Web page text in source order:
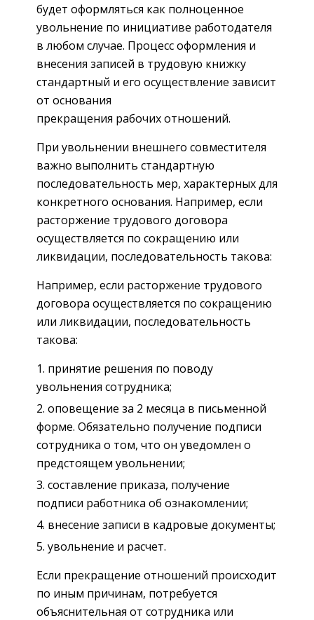
будет оформляться как полноценное
увольнение по инициативе работодателя
в любом случае. Процесс оформления и
внесения записей в трудовую книжку
стандартный и его осуществление зависит
от основания
прекращения рабочих отношений.
При увольнении внешнего совместителя
важно выполнить стандартную
последовательность мер, характерных для
конкретного основания. Например, если
расторжение трудового договора
осуществляется по сокращению или
ликвидации, последовательность такова:
Например, если расторжение трудового
договора осуществляется по сокращению
или ликвидации, последовательность
такова:
принятие решения по поводу
увольнения сотрудника;
оповещение за 2 месяца в письменной
форме. Обязательно получение подписи
сотрудника о том, что он уведомлен о
предстоящем увольнении;
составление приказа, получение
подписи работника об ознакомлении;
внесение записи в кадровые документы;
увольнение и расчет.
Если прекращение отношений происходит
по иным причинам, потребуется
объяснительная от сотрудника или